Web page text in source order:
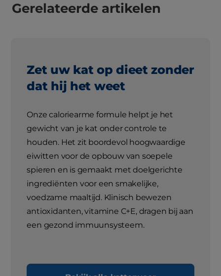
Gerelateerde artikelen
Zet uw kat op dieet zonder
dat hij het weet
Onze caloriearme formule helpt je het
gewicht van je kat onder controle te
houden. Het zit boordevol hoogwaardige
eiwitten voor de opbouw van soepele
spieren en is gemaakt met doelgerichte
ingrediënten voor een smakelijke,
voedzame maaltijd. Klinisch bewezen
antioxidanten, vitamine C+E, dragen bij aan
een gezond immuunsysteem.